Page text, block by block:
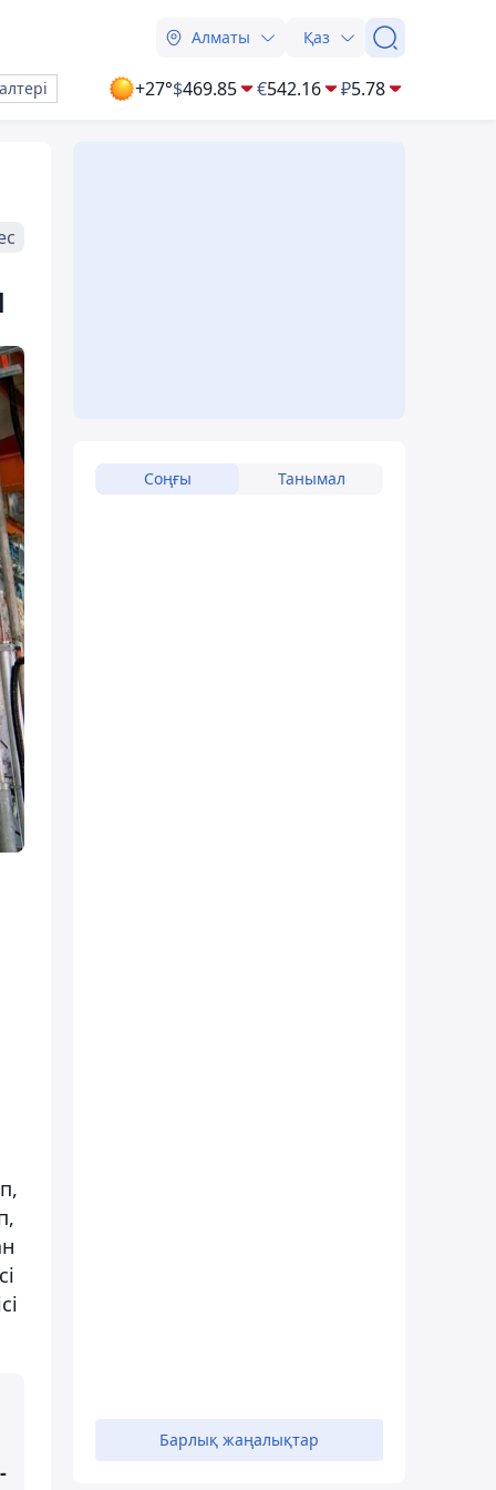
Алматы Қаз
+27°$469.85 €542.16 ₽5.78
Соңғы Танымал
Барлық жаңалықтар